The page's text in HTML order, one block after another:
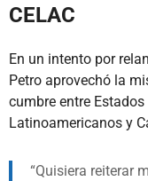
CELAC
En un intento por
Petro aprovechó la
cumbre entre
Latinoamericanos y
Quisiera reiterar